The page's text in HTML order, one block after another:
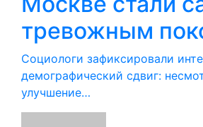
тревожным
Социологи зафиксировали
демографический сдвиг:
улучшение…